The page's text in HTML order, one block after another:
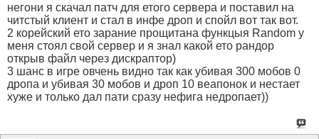
негони я скачал патч для етого сервера и поставил на
читстый клиент и стал в инфе дроп и спойл вот так вот.
2 корейский ето зарание прощитана функцыя Random у
меня стоял свой сервер и я знал какой ето рандор
открыв файл через дискраптор)
3 шанс в игре овчень видно так как убивая 300 мобов 0
дропа и убивая 30 мобов и дроп 10 веапонок и нестает
хуже и только дал пати сразу нефига недропает))